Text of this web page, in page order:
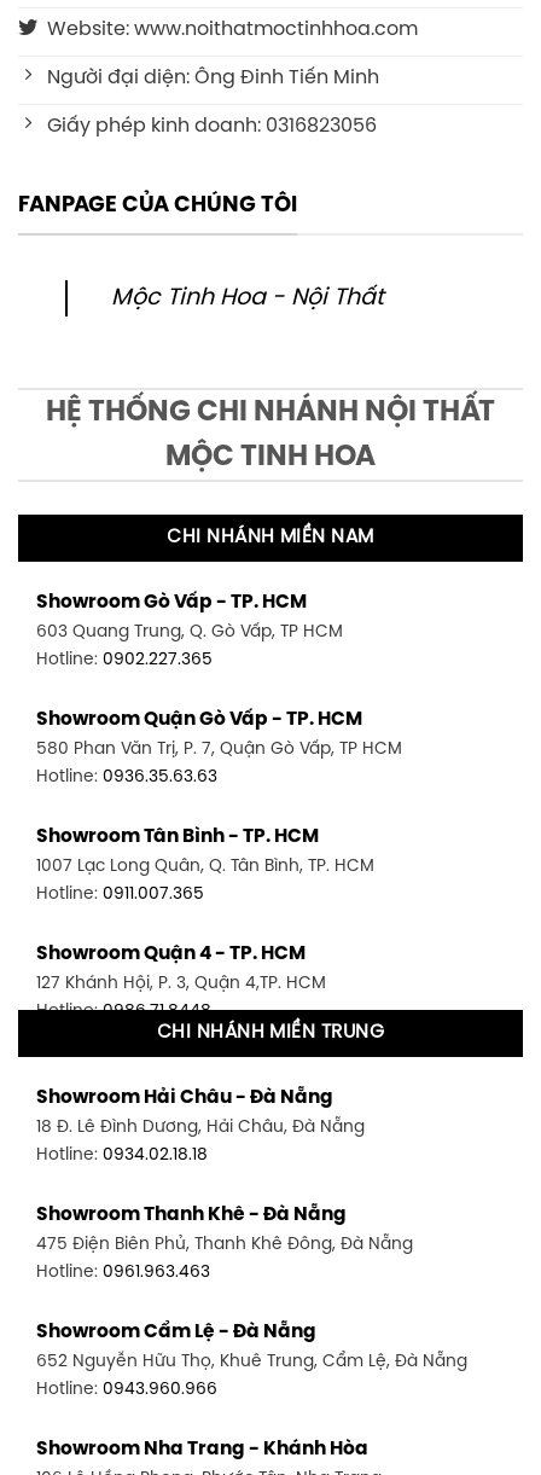
Website: www.noithatmoctinhhoa.com
Người đại diện: Ông Đinh Tiến Minh
Giấy phép kinh doanh: 0316823056
FANPAGE CỦA CHÚNG TÔI
Mộc Tinh Hoa - Nội Thất
HỆ THỐNG CHI NHÁNH NỘI THẤT
MỘC TINH HOA
CHI NHÁNH MIỀN NAM
Showroom Gò Vấp - TP. HCM
603 Quang Trung, Q. Gò Vấp, TP HCM
Hotline: 0902.227.365
Showroom Quận Gò Vấp - TP. HCM
580 Phan Văn Trị, P. 7, Quận Gò Vấp, TP HCM
Hotline: 0936.35.63.63
Showroom Tân Bình - TP. HCM
1007 Lạc Long Quân, Q. Tân Bình, TP. HCM
Hotline: 0911.007.365
Showroom Quận 4 - TP. HCM
127 Khánh Hội, P. 3, Quận 4,TP. HCM
Hotline:0986.71.8448
1411 Đường 3/2, P. 16, Quận 11, TP. HCM
Hotline:0906.256.759
1448 Huỳnh Tấn Phát, Phú Thuận, Quận 7, TP HCM
Hotline:0946.480.580
348 Đ. Bạch Đằng, P. 14, Bình Thạnh, TP HCM
Hotline:0902.716.230
591 Hoàng Văn Thụ, P. 4, Tân Bình, TP HCM
CHI NHÁNH MIỀN TRUNG
Showroom Hải Châu - Đà Nẵng
18 Đ. Lê Đình Dương, Hải Châu, Đà Nẵng
Hotline: 0934.02.18.18
Showroom Thanh Khê - Đà Nẵng
475 Điện Biên Phủ, Thanh Khê Đông, Đà Nẵng
Hotline: 0961.963.463
Showroom Cẩm Lệ - Đà Nẵng
652 Nguyễn Hữu Thọ, Khuê Trung, Cẩm Lệ, Đà Nẵng
Hotline: 0943.960.966
Showroom Nha Trang - Khánh Hòa